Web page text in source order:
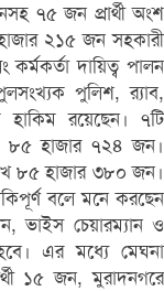
৭৫ জন প্রার্থী অংশ
২১৫ জন সহকারী
দায়িত্ব পালন
পুলিশ, র‌্যাব,
হাকিম রয়েছেন। ৭টি
৮৫ হাজার ৭২৪ জন।
৮৫ হাজার ৩৮০ জন।
বলে মনে করছেন
ভাইস চেয়ারম্যান ও
এর মধ্যে মেঘনা
১৫ জন, মুরাদনগরে